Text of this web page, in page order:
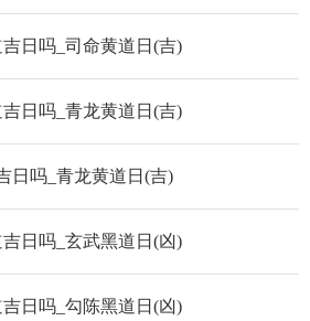
日吗_司命黄道日(吉)
日吗_青龙黄道日(吉)
日吗_青龙黄道日(吉)
日吗_玄武黑道日(凶)
日吗_勾陈黑道日(凶)